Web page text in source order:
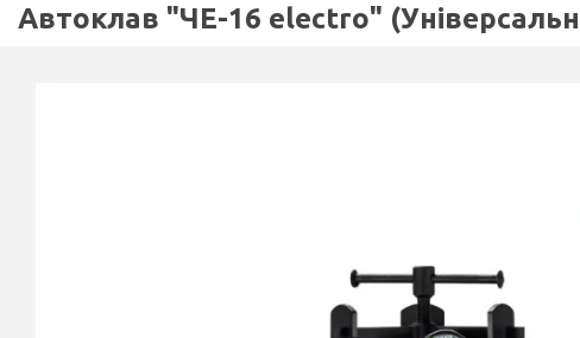
Автоклав "ЧЕ-16 electro"